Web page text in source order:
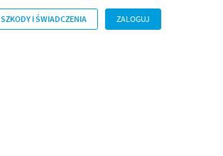
SZKODY I ŚWIADCZENIA ZALOGUJ